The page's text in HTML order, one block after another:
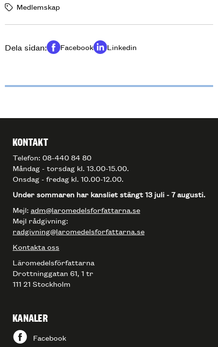
Medlemskap
Dela sidan:
Dela på
Facebook
Dela på
Linkedin
KONTAKT
Telefon: 08-440 84 80
Måndag - torsdag kl. 13.00-15.00.
Onsdag - fredag kl. 10.00-12.00.
Under sommaren har kansliet stängt 13 juli - 7 augusti.
Mejl: adm@laromedelsforfattarna.se
Mejl rådgivning:
radgivning@laromedelsforfattarna.se
Kontakta oss
Läromedelsförfattarna
Drottninggatan 61, 1 tr
111 21 Stockholm
KANALER
Facebook